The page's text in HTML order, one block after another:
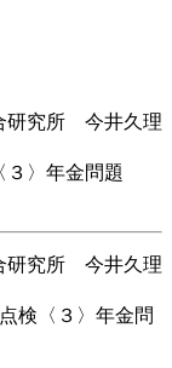
研究所 今井久理
〉年金問題
研究所 今井久理
検〈３〉年金問